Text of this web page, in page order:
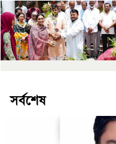
সর্বশেষ